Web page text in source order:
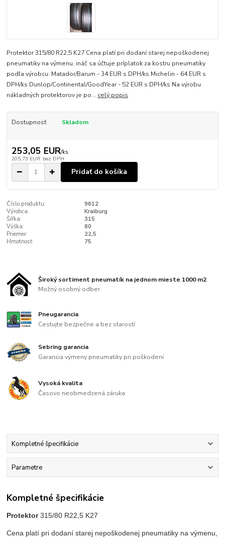
Protektor 315/80 R22,5 K27 Cena platí pri dodaní starej nepoškodenej
pneumatiky na výmenu, ináč sa účtuje príplatok za kostru pneumatiky
podľa výrobcu: Matador/Barum - 34 EUR s DPH/ks Michelin - 64 EUR s
DPH/ks Dunlop/Continental/GoodYear - 52 EUR s DPH/ks Na výrobu
nákladných protektorov je po... celý popis
Dostupnosť Skladom
253,05 EUR/ks
205,73 EUR bez DPH
Pridať do košíka
Číslo produktu:
9612
Výrobca:
Kraiburg
Šířka:
315
Výška:
80
Priemer:
22,5
Hmotnost:
75
Široký sortiment pneumatík na jednom mieste 1000 m2
Možný osobný odber
Pneugarancia
Cestujte bezpečne a bez starostí
Sebring garancia
Garancia výmeny pneumatiky pri poškodení
Vysoká kvalita
Časovo neobmedzená záruka
Kompletné špecifikácie
Parametre
Kompletné špecifikácie
Protektor315/80 R22,5 K27
Cena platí pri dodaní starej nepoškodenej pneumatiky na výmenu,